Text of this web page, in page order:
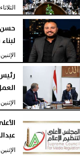
الثلاثاء، 4 أغسطس
الإثنين، 3 أغسطس
الإثنين، 3 أغسطس
الإثنين، 3 أغسطس